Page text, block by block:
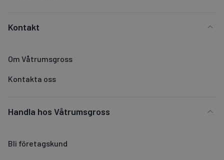
Kontakt
Om Våtrumsgross
Kontakta oss
Handla hos Våtrumsgross
Bli företagskund